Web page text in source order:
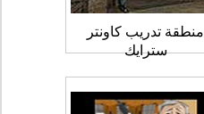
منطقة تدريب كاونتر
سترايك